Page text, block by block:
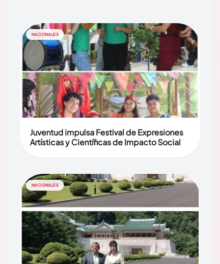
NACIONALES
Juventud impulsa Festival de Expresiones
Artísticas y Científicas de Impacto Social
NACIONALES